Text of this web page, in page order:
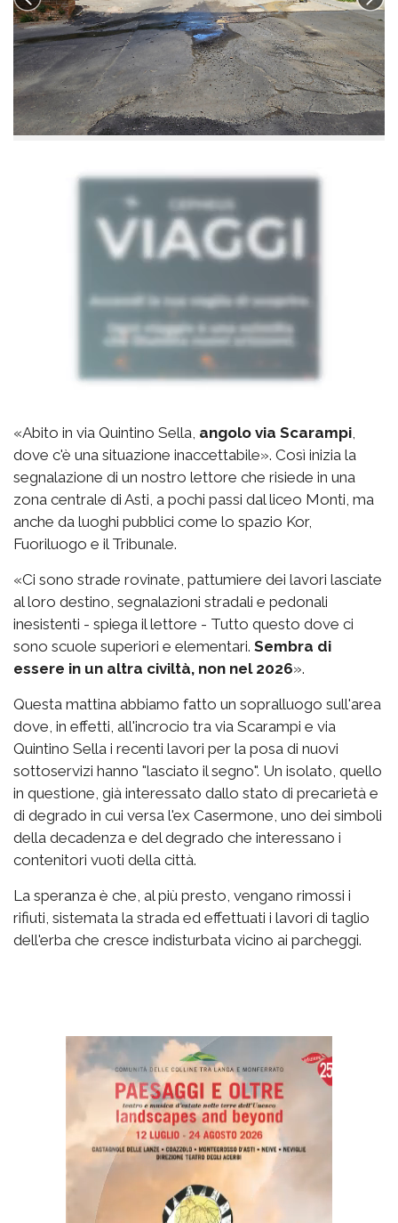
«Abito in via Quintino Sella, angolo via Scarampi,
dove c'è una situazione inaccettabile». Così inizia la
segnalazione di un nostro lettore che risiede in una
zona centrale di Asti, a pochi passi dal liceo Monti, ma
anche da luoghi pubblici come lo spazio Kor,
Fuoriluogo e il Tribunale.
«Ci sono strade rovinate, pattumiere dei lavori lasciate
al loro destino, segnalazioni stradali e pedonali
inesistenti - spiega il lettore - Tutto questo dove ci
sono scuole superiori e elementari. Sembra di
essere in un altra civiltà, non nel 2026».
Questa mattina abbiamo fatto un sopralluogo sull'area
dove, in effetti, all'incrocio tra via Scarampi e via
Quintino Sella i recenti lavori per la posa di nuovi
sottoservizi hanno "lasciato il segno". Un isolato, quello
in questione, già interessato dallo stato di precarietà e
di degrado in cui versa l'ex Casermone, uno dei simboli
della decadenza e del degrado che interessano i
contenitori vuoti della città.
La speranza è che, al più presto, vengano rimossi i
rifiuti, sistemata la strada ed effettuati i lavori di taglio
dell'erba che cresce indisturbata vicino ai parcheggi.